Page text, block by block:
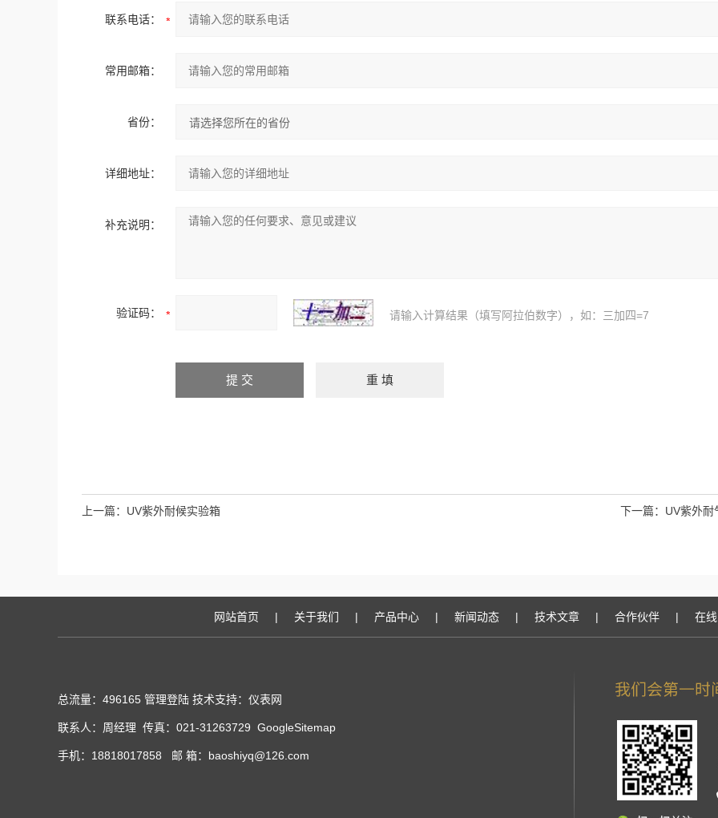
联系电话：
常用邮箱：
省份：
详细地址：
补充说明：
验证码： 请输入计算结果（填写阿拉伯数字），如：三加四=7
上一篇： UV紫外耐候实验箱 下一篇： UV紫外耐
网站首页 | 关于我们 | 产品中心 | 新闻动态 | 技术文章 | 合作伙伴 | 在
总流量：496165 管理登陆 技术支持： 仪表网
联系人：周经理 传真：021-31263729 GoogleSitemap
手机：18818017858 邮 箱：baoshiyq@126.com